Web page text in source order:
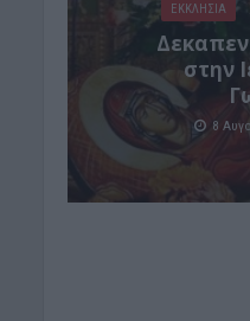
ΕΚΚΛΗΣΙΑ
στην
8